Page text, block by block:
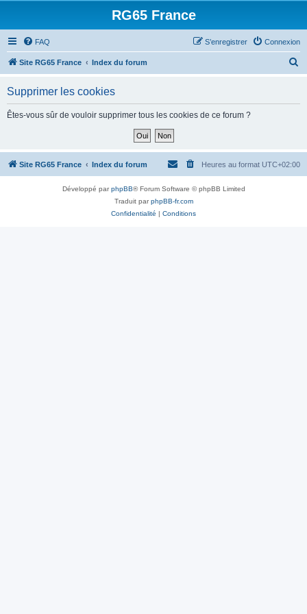
RG65 France
FAQ Connexion
S’enregistrer
Site RG65 France Index du forum
h
Supprimer les cookies
Êtes-vous sûr de vouloir supprimer tous les cookies de ce forum ?
Site RG65 France Index du forum Heures au format UTC+02:00
Développé parphpBB® Forum Software © phpBB Limited
Traduit parphpBB-fr.com
Confidentialité | Conditions